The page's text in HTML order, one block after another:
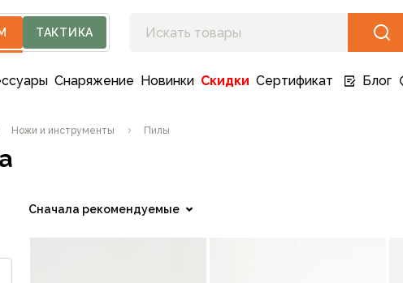
ТАКТИКА
Снаряжение Новинки Скидки Сертификат Блог
Ножи и инструменты Пилы
Сначала рекомендуемые